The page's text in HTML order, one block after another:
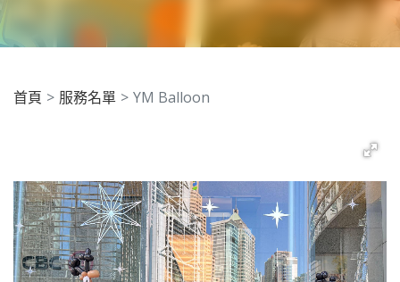
首頁 服務名單 YM Balloon